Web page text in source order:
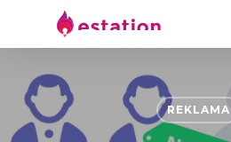
REKLAMA